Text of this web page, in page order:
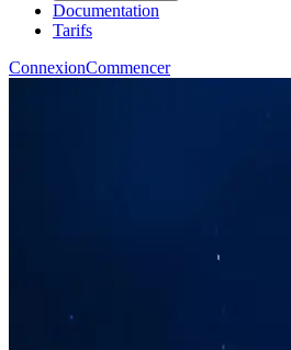
Documentation
Tarifs
ConnexionCommencer